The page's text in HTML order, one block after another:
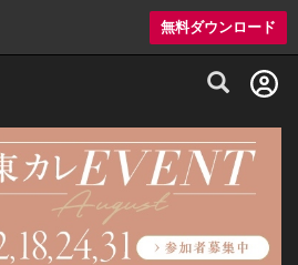
無料ダウンロード
グルメ情報・プレミアムレストラン予約